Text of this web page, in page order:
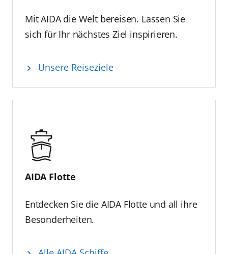
Mit AIDA die Welt bereisen. Lassen Sie
sich für Ihr nächstes Ziel inspirieren.
Unsere Reiseziele
AIDA Flotte
Entdecken Sie die AIDA Flotte und all ihre
Besonderheiten.